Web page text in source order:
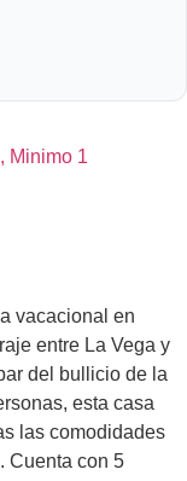
Minimo 1
vacacional en
entre La Vega y
del bullicio de la
esta casa
las comodidades
Cuenta con 5